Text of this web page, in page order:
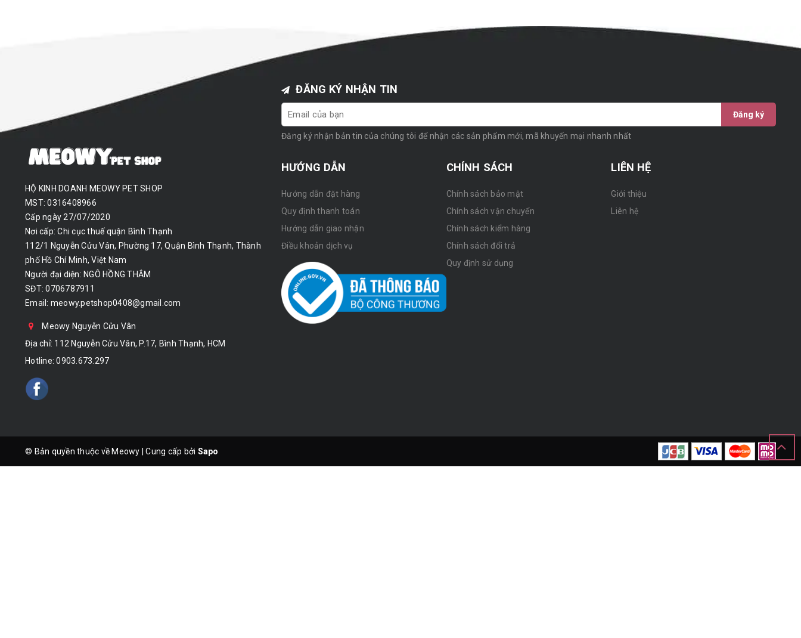
HỘ KINH DOANH MEOWY PET SHOP
MST: 0316408966
Cấp ngày 27/07/2020
Nơi cấp: Chi cục thuế quận Bình Thạnh
112/1 Nguyễn Cửu Vân, Phường 17, Quận Bình Thạnh, Thành
phố Hồ Chí Minh, Việt Nam
Người đại diện: NGÔ HỒNG THẮM
SĐT: 0706787911
Email: meowy.petshop0408@gmail.com
Meowy Nguyễn Cửu Vân
Địa chỉ: 112 Nguyễn Cửu Vân, P.17, Bình Thạnh, HCM
Hotline:0903.673.297
ĐĂNG KÝ NHẬN TIN
Đăng ký
Đăng ký nhận bản tin của chúng tôi để nhận các sản phẩm mới, mã khuyến mại nhanh nhất
HƯỚNG DẪN
Hướng dẫn đặt hàng
Quy định thanh toán
Hướng dẫn giao nhận
Điều khoản dịch vụ
CHÍNH SÁCH
Chính sách bảo mật
Chính sách vận chuyển
Chính sách kiểm hàng
Chính sách đổi trả
Quy định sử dụng
LIÊN HỆ
Giới thiệu
Liên hệ
© Bản quyền thuộc về Meowy Cung cấp bởi Sapo